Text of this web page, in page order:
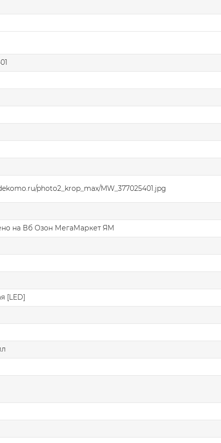
photo2_krop_max/MW_377025401.jpg
на Вб Озон МегаМаркет ЯМ
[LED]